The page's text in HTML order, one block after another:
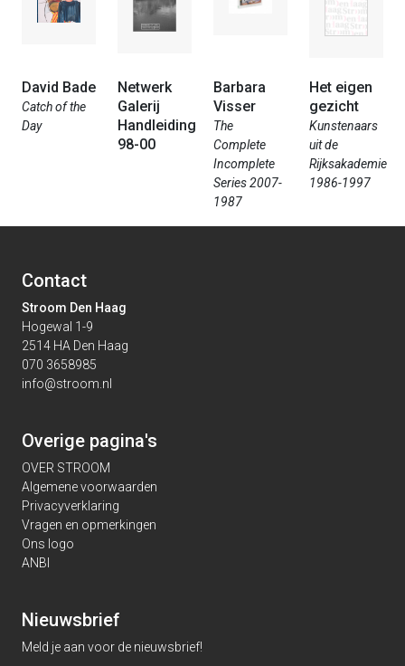
David Bade
Catch of the
Day
Netwerk
Galerij
Handleiding
98-00
Barbara
Visser
The
Complete
Incomplete
Series 2007-
1987
Het eigen
gezicht
Kunstenaars
uit de
Rijksakademie
1986-1997
Contact
Stroom Den Haag
Hogewal 1-9
2514 HA Den Haag
070 3658985
info@stroom.nl
Overige pagina's
OVER STROOM
Algemene voorwaarden
Privacyverklaring
Vragen en opmerkingen
Ons logo
ANBI
Nieuwsbrief
Meld je aan voor de nieuwsbrief!